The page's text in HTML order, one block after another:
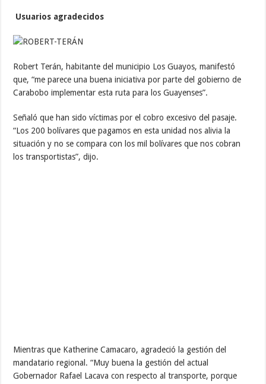
Usuarios agradecidos
Robert Terán, habitante del municipio Los Guayos, manifestó
que, “me parece una buena iniciativa por parte del gobierno de
Carabobo implementar esta ruta para los Guayenses”.
Señaló que han sido víctimas por el cobro excesivo del pasaje.
“Los 200 bolívares que pagamos en esta unidad nos alivia la
situación y no se compara con los mil bolívares que nos cobran
los transportistas”, dijo.
Mientras que Katherine Camacaro, agradeció la gestión del
mandatario regional. “Muy buena la gestión del actual
Gobernador Rafael Lacava con respecto al transporte, porque